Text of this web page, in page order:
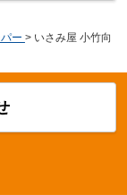
ー > いさみ屋 小竹向